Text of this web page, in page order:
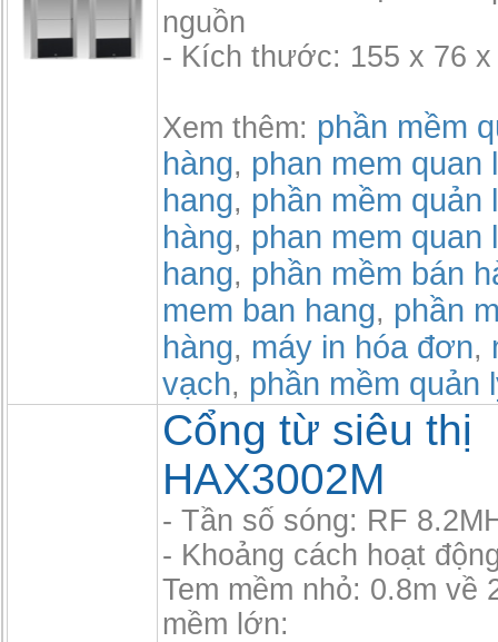
nguồn
- Kích thước: 155 x 76 x
Xem thêm: phần mềm
hàng, phan mem quan
hang, phần mềm quản
hàng, phan mem quan
hang, phần mềm bán
mem ban hang, phần
hàng, máy in hóa đơn,
vạch, phần mềm quản
Cổng từ siêu thị
HAX3002M
- Tần số sóng: RF
- Khoảng cách hoạt
Tem mềm nhỏ: 0.8m về
mềm lớn: